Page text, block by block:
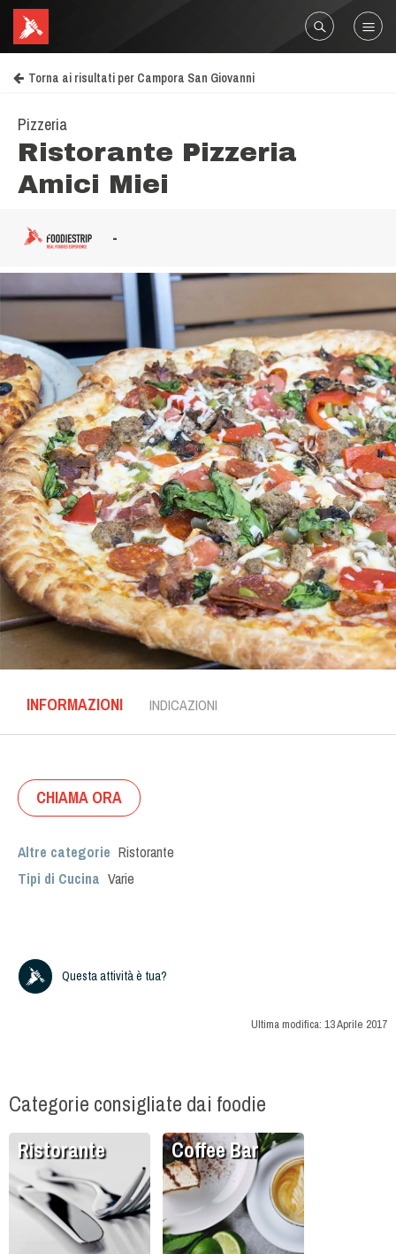
Torna ai risultati per Campora San Giovanni
Pizzeria
Ristorante Pizzeria
Amici Miei
-
INFORMAZIONI INDICAZIONI
CHIAMA ORA
Altre categorie Ristorante
Tipi di Cucina Varie
Questa attività è tua?
Ultima modifica: 13 Aprile 2017
Categorie consigliate dai foodie
Ristorante Coffee Bar